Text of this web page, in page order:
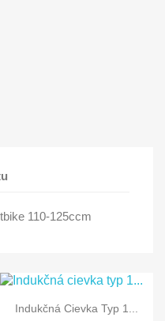
110-125ccm
Rýchly náhľad
Indukčná Cievka Typ 1...